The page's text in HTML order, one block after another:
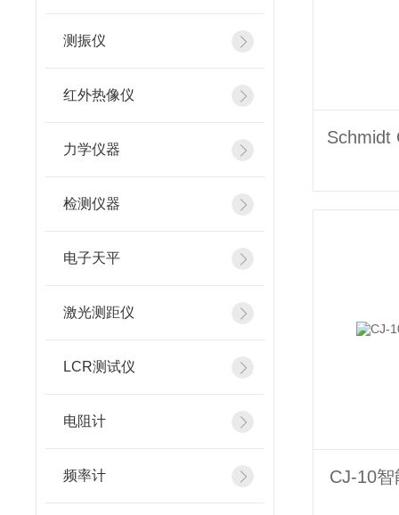
测振仪
红外热像仪
力学仪器
检测仪器
电子天平
激光测距仪
LCR测试仪
电阻计
频率计 CJ-10